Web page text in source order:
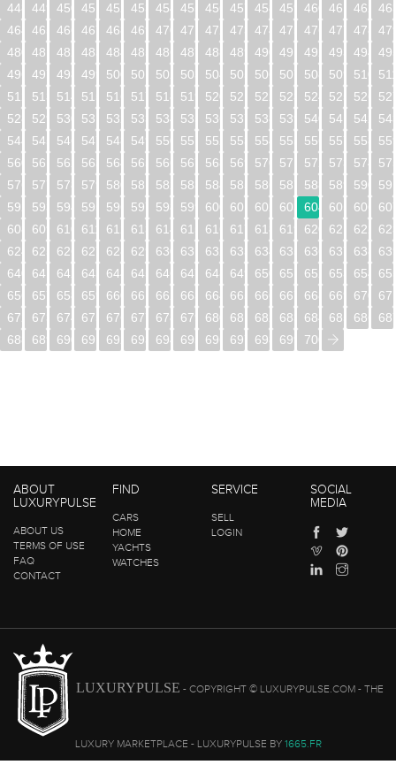
448
449 450 451 452 453 454 455 456 457 458 459 460 461 462
464
465 466 467 468 469 470 471 472 473 474 475 476 477 478
480
481 482 483 484 485 486 487 488 489 490 491 492 493 494
496
497 498 499 500 501 502 503 504 505 506 507 508 509 510
512
513 514 515 516 517 518 519 520 521 522 523 524 525 526
528
529 530 531 532 533 534 535 536 537 538 539 540 541 542
544
545 546 547 548 549 550 551 552 553 554 555 556 557 558
560
561 562 563 564 565 566 567 568 569 570 571 572 573 574
576
577 578 579 580 581 582 583 584 585 586 587 588 589 590
592
593 594 595 596 597 598 599 600 601 602 603 604 605 606
608
609 610 611 612 613 614 615 616 617 618 619 620 621 622
624
625 626 627 628 629 630 631 632 633 634 635 636 637 638
640
641 642 643 644 645 646 647 648 649 650 651 652 653 654
656
657 658 659 660 661 662 663 664 665 666 667 668 669 670
672
673 674 675 676 677 678 679 680 681 682 683 684 685 686
688
689 690 691 692 693 694 695 696 697 698 699 700
ABOUT
LUXURYPULSE
ABOUT US
TERMS OF USE
FAQ
CONTACT
FIND
CARS
HOME
YACHTS
WATCHES
SERVICE
SELL
LOGIN
SOCIAL
MEDIA
LUXURYPULSE - COPYRIGHT © LUXURYPULSE.COM - THE
LUXURY MARKETPLACE - LUXURYPULSE BY 1665.FR